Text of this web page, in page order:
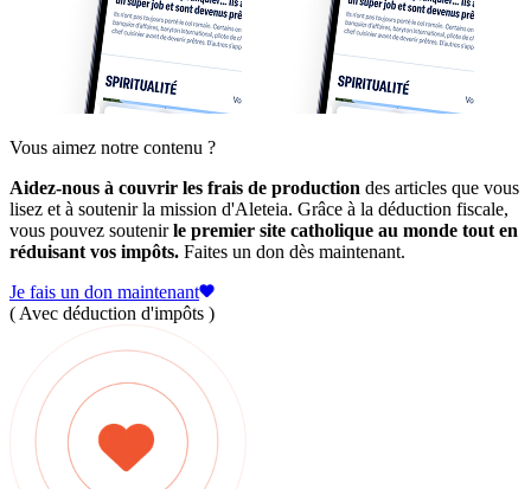
Vous aimez notre contenu ?
Aidez-nous à couvrir les frais de production des articles que vous
lisez et à soutenir la mission d'Aleteia. Grâce à la déduction fiscale,
vous pouvez soutenirle premier site catholique au monde tout en
réduisant vos impôts. Faites un don dès maintenant.
Je fais un don maintenant
( Avec déduction d'impôts )